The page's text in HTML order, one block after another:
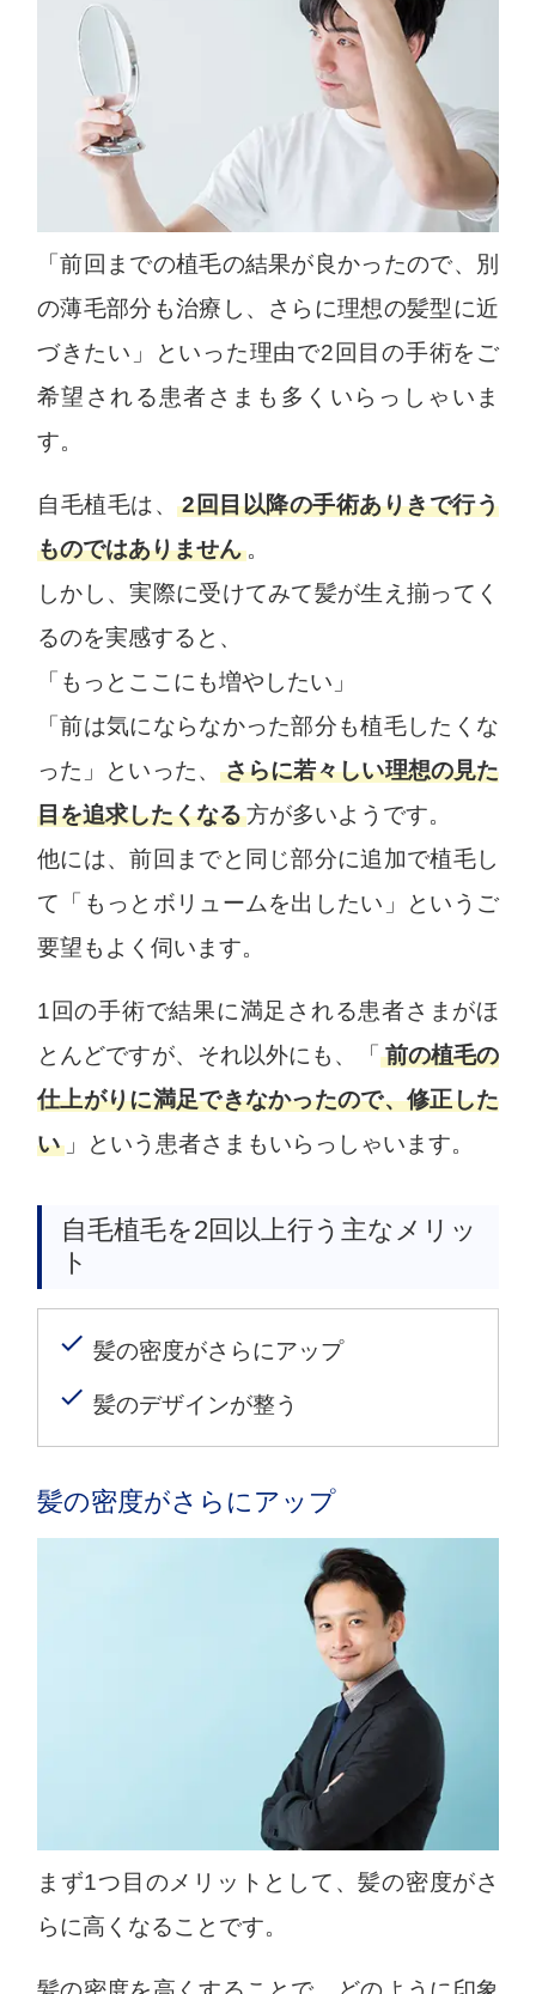
「前回までの植毛の結果が良かったので、別
の薄毛部分も治療し、さらに理想の髪型に近
づきたい」といった理由で2回目の手術をご
希望される患者さまも多くいらっしゃいま
す。
自毛植毛は、2回目以降の手術ありきで行う
ものではありません。
しかし、実際に受けてみて髪が生え揃ってく
るのを実感すると、
「もっとここにも増やしたい」
「前は気にならなかった部分も植毛したくな
った」といった、
さらに若々しい理想の見た
目を追求したくなる方が多いようです。
他には、前回までと同じ部分に追加で植毛し
て「もっとボリュームを出したい」というご
要望もよく伺います。
1回の手術で結果に満足される患者さまがほ
とんどですが、それ以外にも、「 前の植毛の
仕上がりに満足できなかったので、修正した
い」という患者さまもいらっしゃいます。
自毛植毛を2回以上行う主なメリッ
ト
髪の密度がさらにアップ
髪のデザインが整う
髪の密度がさらにアップ
まず1つ目のメリットとして、髪の密度がさ
らに高くなることです。